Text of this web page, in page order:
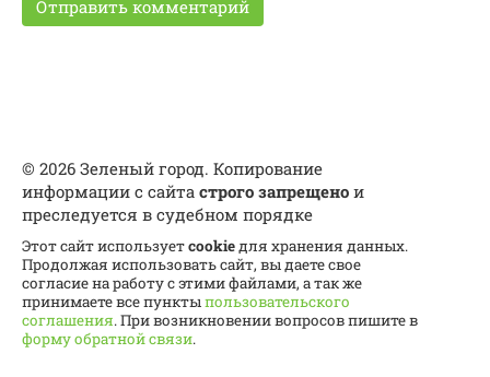
© 2026 Зеленый город. Копирование
информации с сайта строго запрещено и
преследуется в судебном порядке
Этот сайт используетcookieдля хранения данных.
Продолжая использовать сайт, вы даете свое
согласие на работу с этими файлами, а так же
принимаете все пунктыпользовательского
соглашения. При возникновении вопросов пишите в
форму обратной связи.